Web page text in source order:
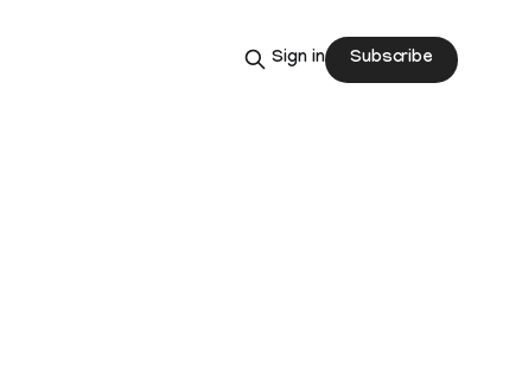
Sign in Subscribe